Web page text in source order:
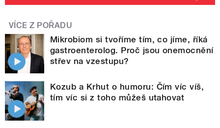
VÍCE Z POŘADU
Mikrobiom si tvoříme tím, co jíme, říká
gastroenterolog. Proč jsou onemocnění
střev na vzestupu?
Kozub a Krhut o humoru: Čím víc víš,
tím víc si z toho můžeš utahovat